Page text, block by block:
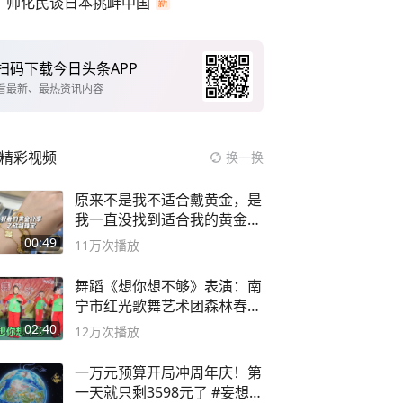
码下载今日头条APP
最新、最热资讯内容
精彩视频 换一换
00:49
原来不是我不适合戴黄金，是
我一直没找到适合我的黄金
😭
11万次播放
02:40
舞蹈《想你想不够》表演：南
宁市红光歌舞艺术团森林春红
舞蹈队。
12万次播放
一万元预算开局冲周年庆！第
一天就只剩3598元了 #妄想山